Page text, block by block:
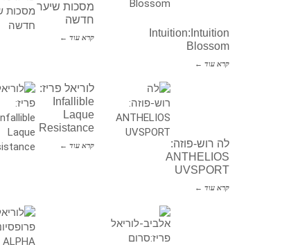
מסכות שיער
חדשה
קרא עוד ←
Intuition:Intuition
Blossom
קרא עוד ←
לוריאל פריז:
Infallible
Laque
Resistance
קרא עוד ←
לה רוש-פוזה:
ANTHELIOS
UVSPORT
קרא עוד ←